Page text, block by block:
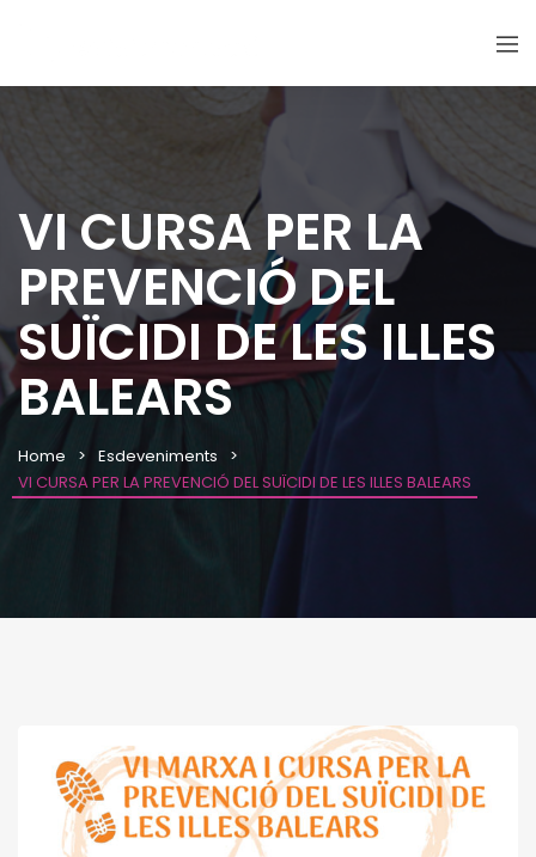
VI CURSA PER LA
PREVENCIÓ DEL
SUÏCIDI DE LES ILLES
BALEARS
Home
Esdeveniments
VI CURSA PER LA PREVENCIÓ DEL SUÏCIDI DE LES ILLES BALEARS